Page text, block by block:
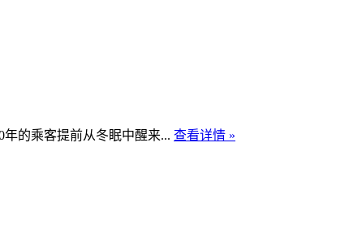
的乘客提前从冬眠中醒来... 查看详情 »